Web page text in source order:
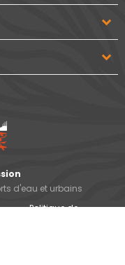
d'eau et urbains
Politique de